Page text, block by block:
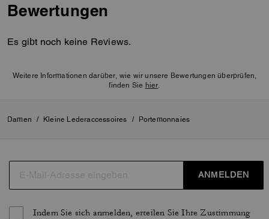
Bewertungen
Es gibt noch keine Reviews.
Weitere Informationen darüber, wie wir unsere Bewertungen überprüfen,
finden Sie hier
Damen / Kleine Lederaccessoires / Portemonnaies
ANMELDEN
Indem Sie sich anmelden, erteilen Sie Ihre Zustimmung